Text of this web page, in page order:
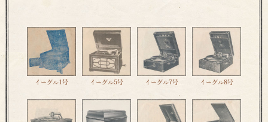
イーグル1号 イーグル5号 イーグル7号 イーグル8号